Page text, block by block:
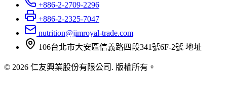
+886-2-2709-2296
+886-2-2325-7047
nutrition@jimroyal-trade.com
106台北市大安區信義路四段341號6F-2號 地址
© 2026 仁友興業股份有限公司. 版權所有。